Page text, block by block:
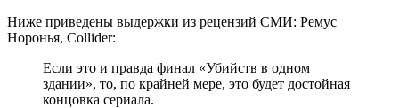
Ниже приведены выдержки из рецензий СМИ: Ремус
Норонья, Collider:
Если это и правда финал «Убийств в одном
здании», то, по крайней мере, это будет достойная
концовка сериала.